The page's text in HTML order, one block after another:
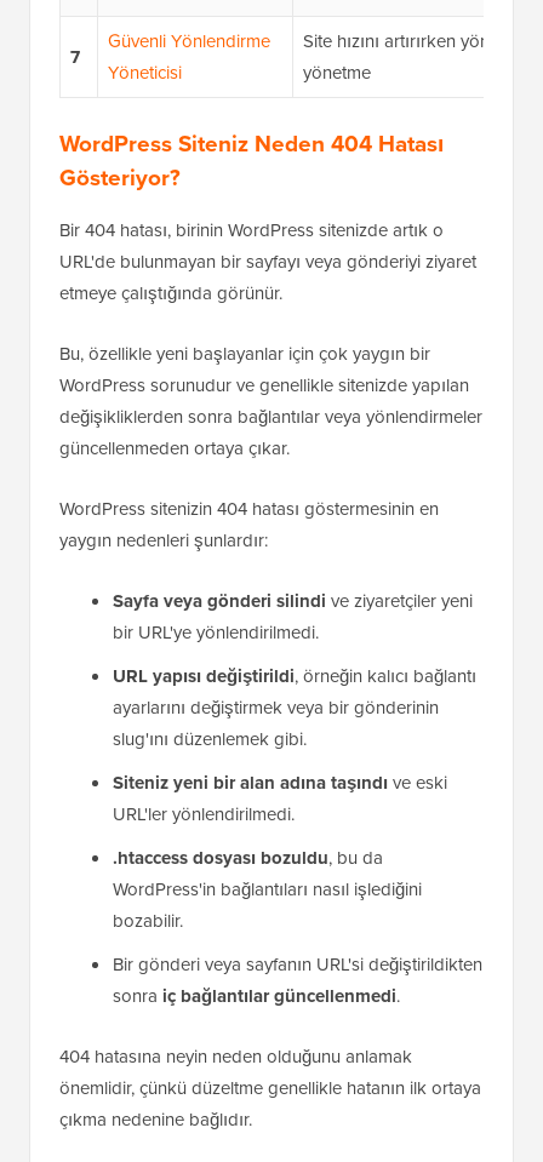
7
Güvenli Yönlendirme
Yöneticisi
Site hızını artırırken
yönetme
WordPress Siteniz Neden 404 Hatası
Gösteriyor?
Bir 404 hatası, birinin WordPress sitenizde artık o
URL'de bulunmayan bir sayfayı veya gönderiyi ziyaret
etmeye çalıştığında görünür.
Bu, özellikle yeni başlayanlar için çok yaygın bir
WordPress sorunudur ve genellikle sitenizde yapılan
değişikliklerden sonra bağlantılar veya yönlendirmeler
güncellenmeden ortaya çıkar.
WordPress sitenizin 404 hatası göstermesinin en
yaygın nedenleri şunlardır:
Sayfa veya gönderi silindi ve ziyaretçiler yeni
bir URL'ye yönlendirilmedi.
URL yapısı değiştirildi, örneğin kalıcı bağlantı
ayarlarını değiştirmek veya bir gönderinin
slug'ını düzenlemek gibi.
Siteniz yeni bir alan adına taşındı ve eski
URL'ler yönlendirilmedi.
.htaccess dosyası bozuldu, bu da
WordPress'in bağlantıları nasıl işlediğini
bozabilir.
Bir gönderi veya sayfanın URL'si değiştirildikten
sonra iç bağlantılar güncellenmedi.
404 hatasına neyin neden olduğunu anlamak
önemlidir, çünkü düzeltme genellikle hatanın ilk ortaya
çıkma nedenine bağlıdır.